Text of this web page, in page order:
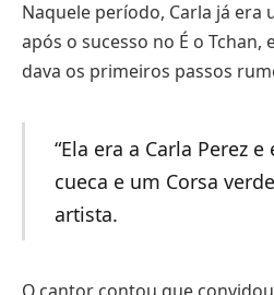
Naquele período, Carla já era
após o sucesso no É o
dava os primeiros passos
“Ela era a Carla Perez
cueca e um Corsa
artista.